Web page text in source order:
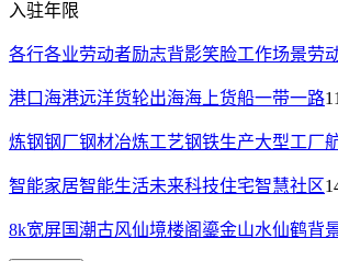
入驻年限
各行各业劳动者励志背影笑脸工作场景劳
港口海港远洋货轮出海海上货船一带一路
炼钢钢厂钢材冶炼工艺钢铁生产大型工厂
智能家居智能生活未来科技住宅智慧社区
8k宽屏国潮古风仙境楼阁鎏金山水仙鹤背